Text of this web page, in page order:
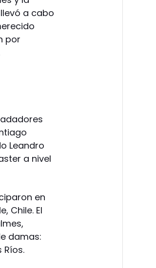
a cabo
por
Leandro
a nivel
en
Chile. El
damas:
Ríos.